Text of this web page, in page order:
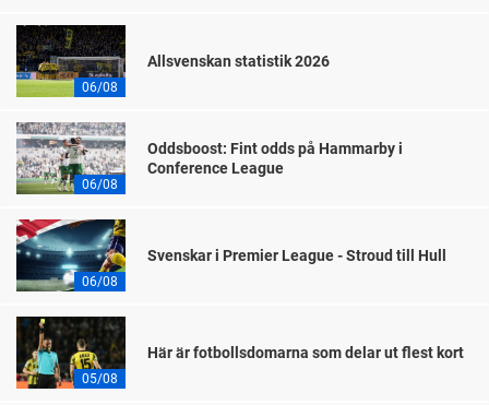
06/08
Allsvenskan statistik 2026
06/08
Oddsboost: Fint odds på Hammarby i
Conference League
06/08
Svenskar i Premier League - Stroud till Hull
05/08
Här är fotbollsdomarna som delar ut flest kort